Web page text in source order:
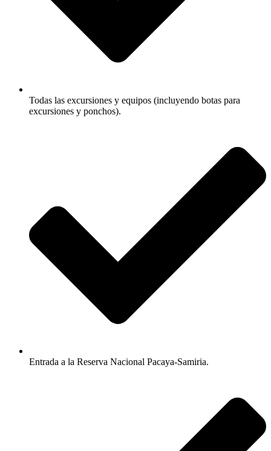
Todas las excursiones y equipos (incluyendo botas para
excursiones y ponchos).
Entrada a la Reserva Nacional Pacaya-Samiria.